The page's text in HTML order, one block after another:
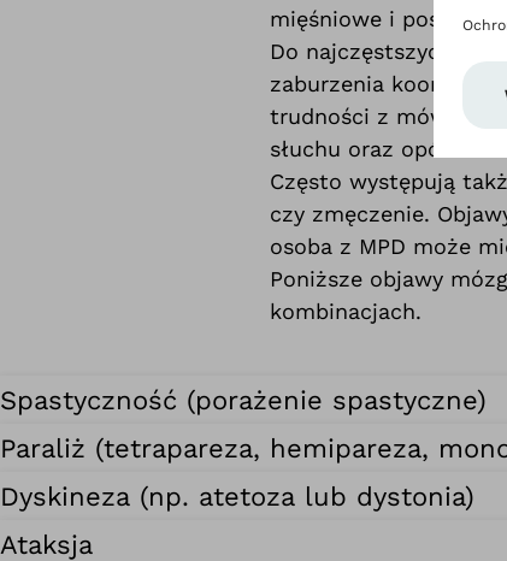
mięśniowe i postawę
Do najczęstszych
zaburzenia
trudności z
słuchu oraz opóźnień
Często występują
czy zmęczenie.
osoba z MPD może
Poniższe objawy
kombinacjach.
Spastyczność (porażenie spastyczne)
Paraliż (tetrapareza, hemipareza,
Dyskineza (np. atetoza lub dystonia)
Ataksja